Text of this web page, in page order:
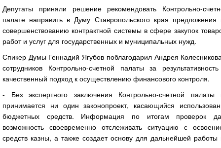
Депутаты приняли решение рекомендовать Контрольно-
палате направить в Думу Ставропольского края предложения
совершенствованию контрактной системы в сфере закупок
работ и услуг для государственных и муниципальных нужд.
Спикер Думы Геннадий Ягубов поблагодарил Андрея
сотрудников Контрольно-счетной палаты за
качественный подход к осуществлению финансового контроля.
- Без экспертного заключения Контрольно-счетной палаты
принимается ни один законопроект, касающийся
бюджетных средств. Информация по итогам проверок
возможность своевременно отслеживать ситуацию с
средств казны, а также создает основу для дальнейшей работы